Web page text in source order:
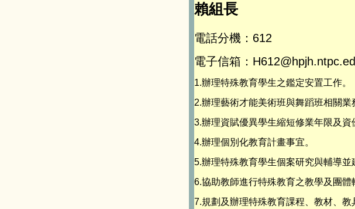
賴組長
電話分機：612
電子信箱：
1.辦理特殊教育學生之鑑定安置工作。
2.辦理藝術才能美術班與舞蹈班相關業
3.辦理資賦優異學生縮短修業年限及資
4.辦理個別化教育計畫事宜。
5.辦理特殊教育學生個案研究與輔導並
6.協助教師進行特殊教育之教學及團體
7.規劃及辦理特殊教育課程、教材、教